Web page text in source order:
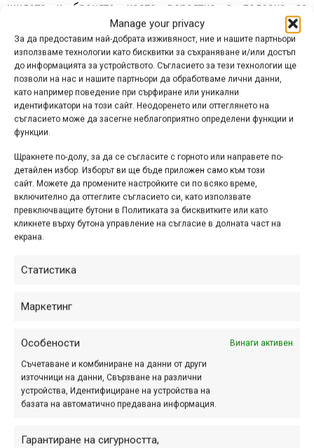
Manage your privacy
За да предоставим най-добрата изживяност, ние и нашите партньори
използваме технологии като бисквитки за съхраняване и/или достъп
до информацията за устройството. Съгласието за тези технологии ще
позволи на нас и нашите партньори да обработваме лични данни,
като например поведение при сърфиране или уникални
идентификатори на този сайт. Неодоренето или оттеглянето на
съгласието може да засегне неблагоприятно определени функции и
функции.
Щракнете по-долу, за да се съгласите с горното или направете по-
детайлен избор. Изборът ви ще бъде приложен само към този
сайт. Можете да промените настройките си по всяко време,
включително да оттеглите съгласието си, като използвате
превключващите бутони в Политиката за бисквитките или като
кликнете върху бутона управление на съгласие в долната част на
екрана.
Статистика
Маркетинг
Особености Винаги активен
Съчетаване и комбиниране на данни от други
източници на данни, Свързване на различни
устройства, Идентифициране на устройства на
базата на автоматично предавана информация.
Гарантиране на сигурността,
жилото и бронята, което вероятно е полезно за
професионални механици, които по този начин могат да
работят по-бързо. Отворът, предвиден за срязване на
жилото обаче, на мен не ми бе толкова удобен, колкото
класическите челюсти в предната част, предвидени за
броните. Освен това в някои случаи жилото се
„разригаше“, така че в крайна сметка започнах да режа и
жилата си с предните резци и всичко беше наред.
набързо да си направя няколко самоделни инструмента,
благодарение на тази функция. Резачките са чудесни и
за махане на излишната част от т.нар. свински опашки, а
не е тайна, че те се използват доста често в нашите
среди. За да изпипате напълно нещата, добавено е
като я срежете, както и отвори за сплескване на
не останах съвсем доволен – може и аз да съм
след едно-две карания, поради което краят на едното
ми жило в момента прилича на авангардна прическа на
някоя фолк-певица.
Заключение:Ако разчитате за поддръжка на
да давате 40лв. за нещо, което едва ли някога ще